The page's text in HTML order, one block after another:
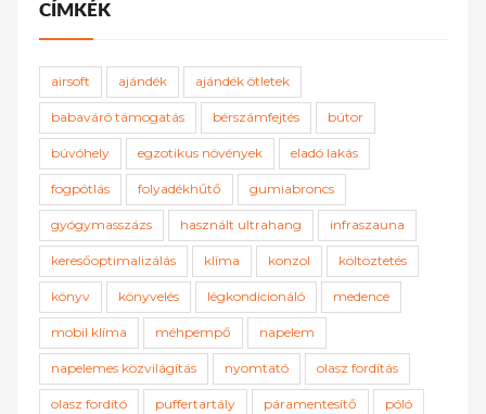
CÍMKÉK
airsoft ajándék ajándék ötletek
babaváró támogatás bérszámfejtés bútor
búvóhely egzotikus növények eladó lakás
fogpótlás folyadékhűtő gumiabroncs
gyógymasszázs használt ultrahang infraszauna
keresőoptimalizálás klíma konzol költöztetés
könyv könyvelés légkondicionáló medence
mobil klíma méhpempő napelem
napelemes közvilágítás nyomtató olasz fordítás
olasz fordító puffertartály páramentesítő póló